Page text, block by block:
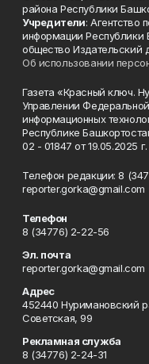
района Республики
Учредители: Агентство
информации Республики
общество Издательский
Об использовании
Газета «Красный ключ.
Управлении
информационных
Республике
02 - 01847 от 19.05.2025 г.
Телефон редакции: 8
reporter.gorka@gmail.com
Телефон
8 (34776) 2-22-56
Эл. почта
reporter.gorka@gmail.com
Адрес
452440 Нуримановский
Советская, 99
Рекламная служба
8 (34776) 2-24-31